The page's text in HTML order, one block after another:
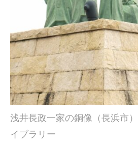
浅井長政一家の銅像（長浜市
イブラリー